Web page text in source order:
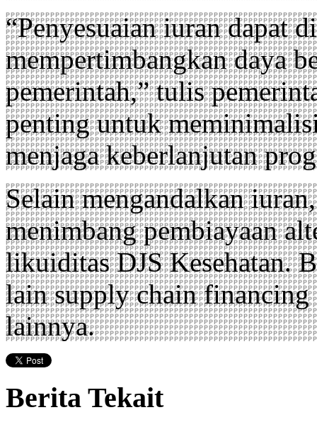
“Penyesuaian iuran dapat
mempertimbangkan daya
pemerintah,” tulis
penting untuk
menjaga keberlanjutan
Selain mengandalkan
menimbang pembiayaan
likuiditas DJS Kesehatan.
lain supply chain financing
lainnya.
Berita Tekait